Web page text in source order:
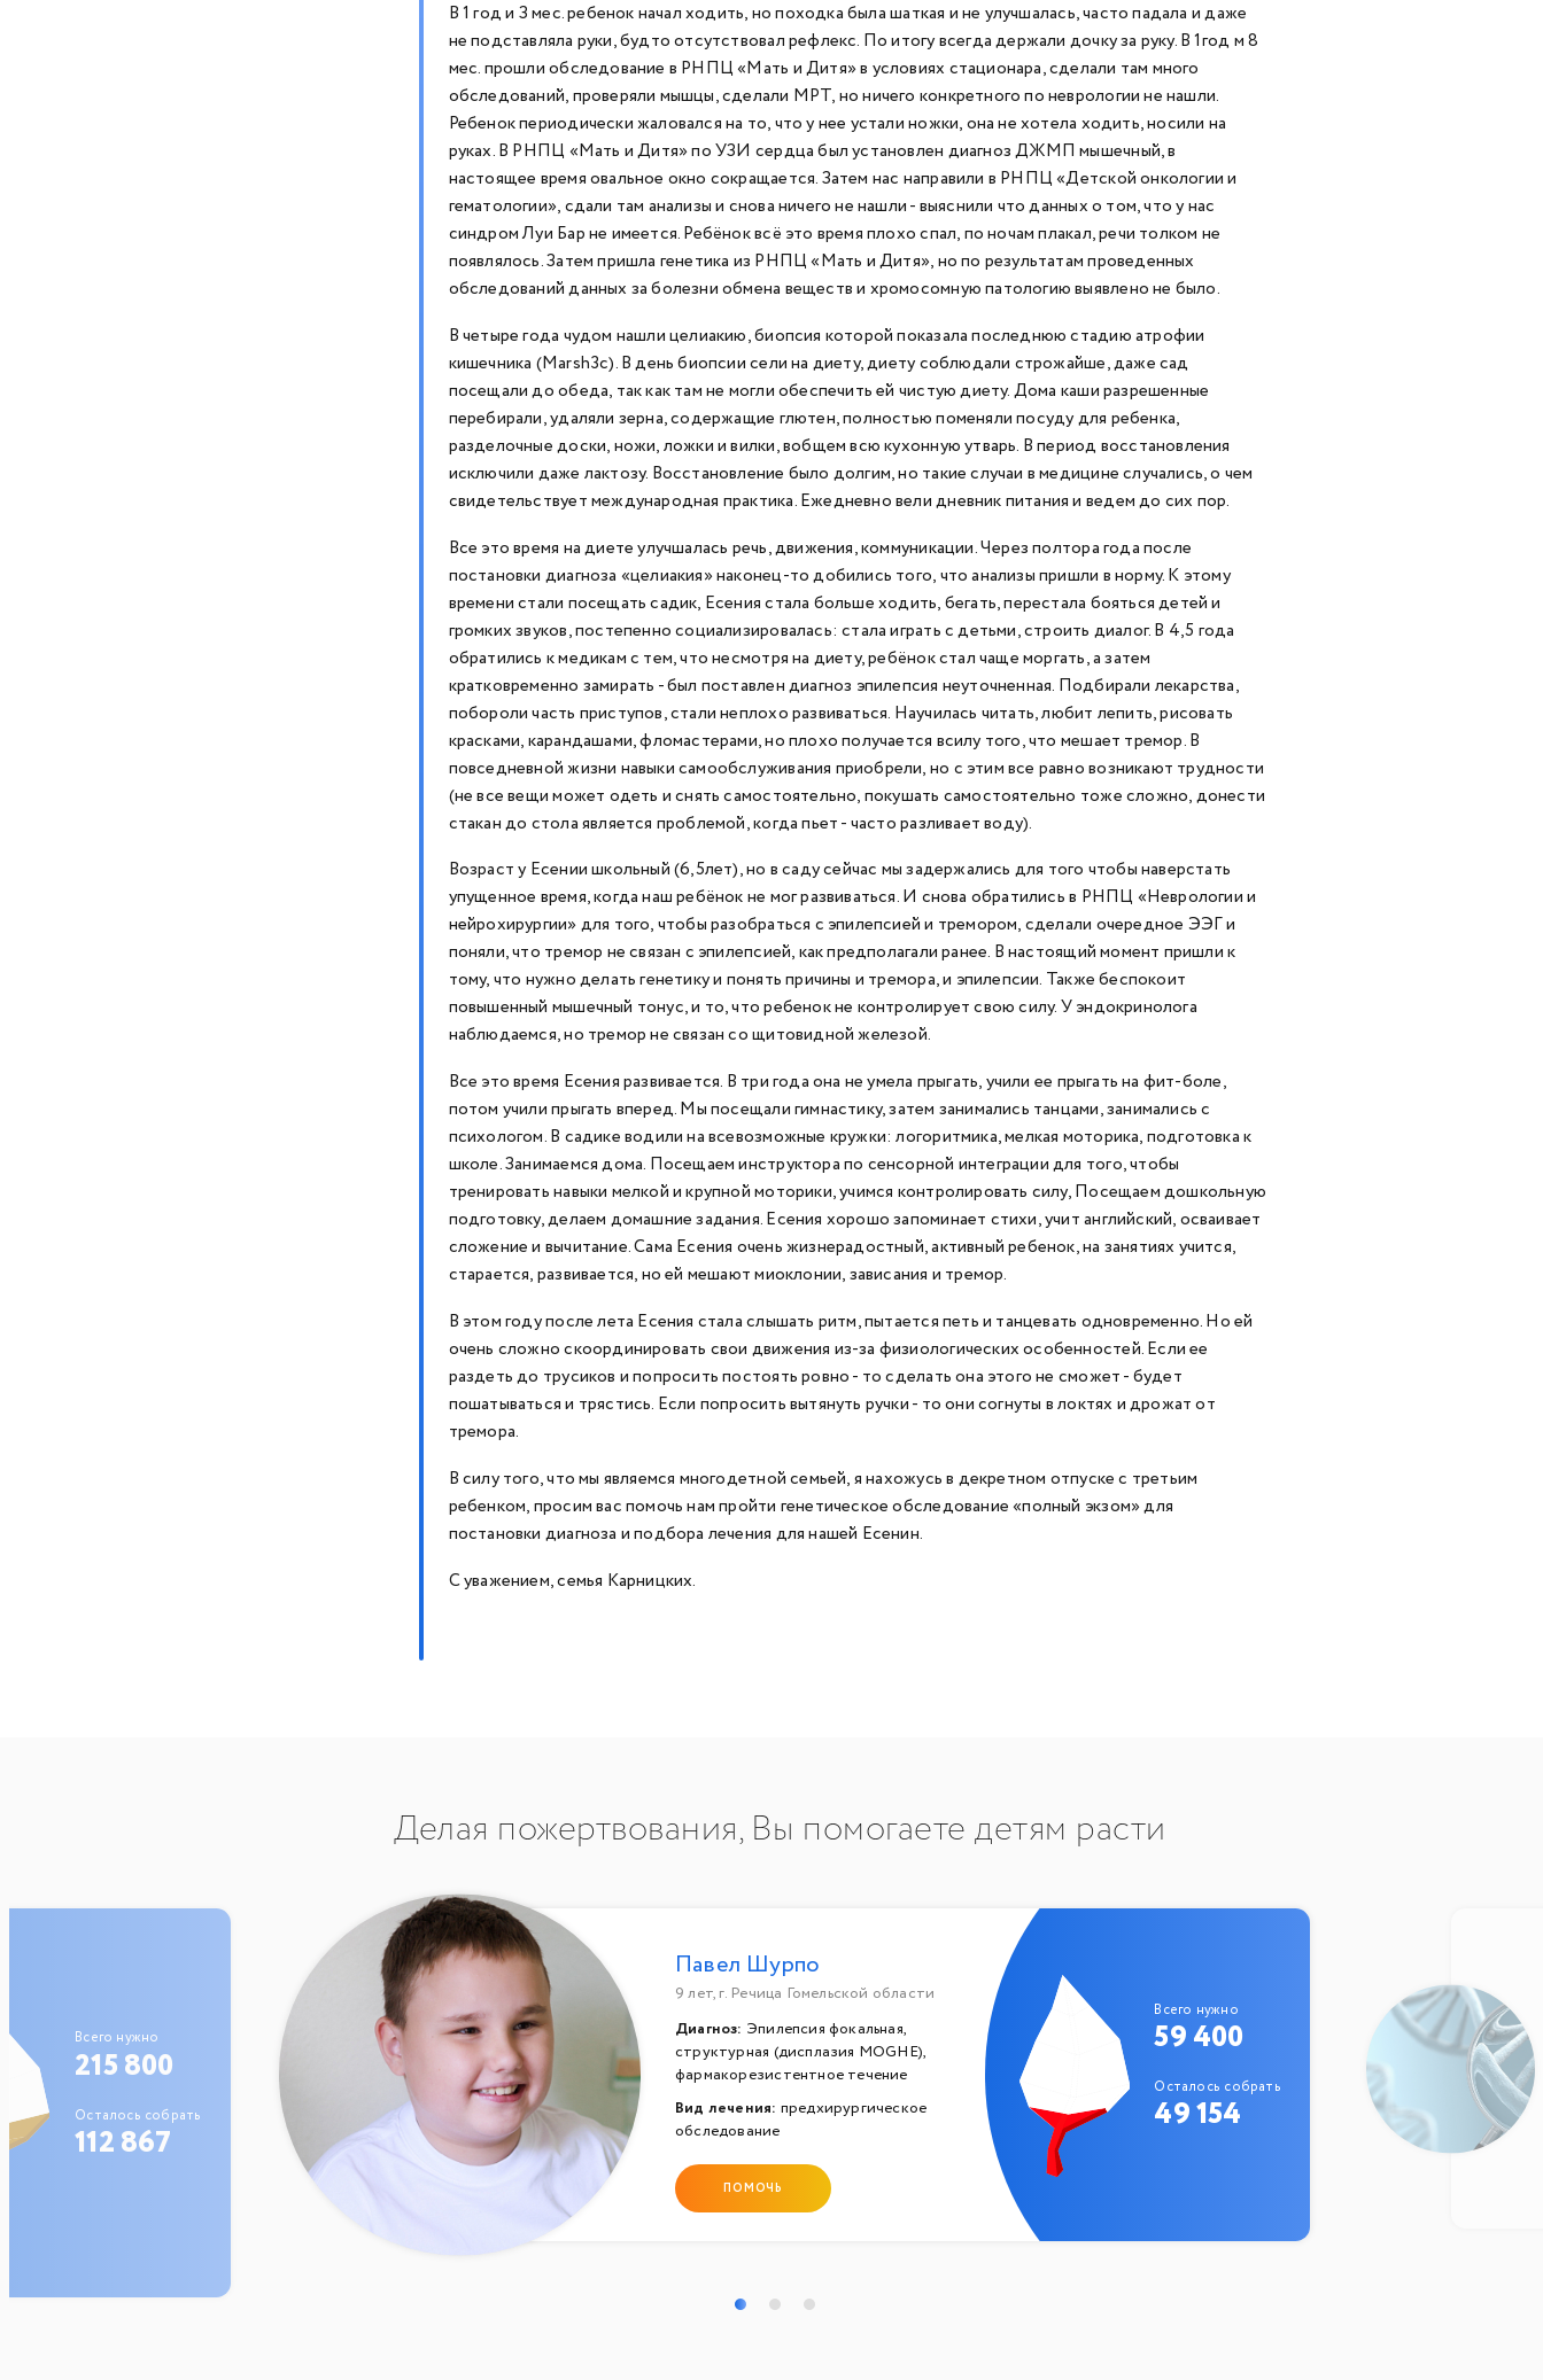
В 1 год и З мес. ребенок начал ходить, но походка была шаткая и не улучшалась, часто падала и даже
не подставляла руки, будто отсутствовал рефлекс. По итогу всегда держали дочку за руку. В 1год м 8
мес. прошли обследование в РНПЦ «Мать и Дитя» в условиях стационара, сделали там много
обследований, проверяли мышцы, сделали МРТ, но ничего конкретного по неврологии не нашли.
Ребенок периодически жаловался на то, что у нее устали ножки, она не хотела ходить, носили на
руках. В РНПЦ «Мать и Дитя» по УЗИ сердца был установлен диагноз ДЖМП мышечный, в
настоящее время овальное окно сокращается. Затем нас направили в РНПЦ «Детской онкологии и
гематологии», сдали там анализы и снова ничего не нашли - выяснили что данных о том, что у нас
синдром Луи Бар не имеется. Ребёнок всё это время плохо спал, по ночам плакал, речи толком не
появлялось. Затем пришла генетика из РНПЦ «Мать и Дитя», но по результатам проведенных
обследований данных за болезни обмена веществ и хромосомную патологию выявлено не было.
В четыре года чудом нашли целиакию, биопсия которой показала последнюю стадию атрофии
кишечника (Marsh3c). В день биопсии сели на диету, диету соблюдали строжайше, даже сад
посещали до обеда, так как там не могли обеспечить ей чистую диету. Дома каши разрешенные
перебирали, удаляли зерна, содержащие глютен, полностью поменяли посуду для ребенка,
разделочные доски, ножи, ложки и вилки, вобщем всю кухонную утварь. В период восстановления
исключили даже лактозу. Восстановление было долгим, но такие случаи в медицине случались, о чем
свидетельствует международная практика. Ежедневно вели дневник питания и ведем до сих пор.
Все это время на диете улучшалась речь, движения, коммуникации. Через полтора года после
постановки диагноза «целиакия» наконец-то добились того, что анализы пришли в норму. К этому
времени стали посещать садик, Есения стала больше ходить, бегать, перестала бояться детей и
громких звуков, постепенно социализировалась: стала играть с детьми, строить диалог. В 4,5 года
обратились к медикам с тем, что несмотря на диету, ребёнок стал чаще моргать, а затем
кратковременно замирать - был поставлен диагноз эпилепсия неуточненная. Подбирали лекарства,
побороли часть приступов, стали неплохо развиваться. Научилась читать, любит лепить, рисовать
красками, карандашами, фломастерами, но плохо получается всилу того, что мешает тремор. В
повседневной жизни навыки самообслуживания приобрели, но с этим все равно возникают трудности
(не все вещи может одеть и снять самостоятельно, покушать самостоятельно тоже сложно, донести
стакан до стола является проблемой, когда пьет - часто разливает воду).
Возраст у Есении школьный (6,5лет), но в саду сейчас мы задержались для того чтобы наверстать
упущенное время, когда наш ребёнок не мог развиваться. И снова обратились в РНПЦ «Неврологии и
нейрохирургии» для того, чтобы разобраться с эпилепсией и тремором, сделали очередное ЭЭГ и
поняли, что тремор не связан с эпилепсией, как предполагали ранее. В настоящий момент пришли к
тому, что нужно делать генетику и понять причины и тремора, и эпилепсии. Также беспокоит
повышенный мышечный тонус, и то, что ребенок не контролирует свою силу. У эндокринолога
наблюдаемся, но тремор не связан со щитовидной железой.
Все это время Есения развивается. В три года она не умела прыгать, учили ее прыгать на фит-боле,
потом учили прыгать вперед. Мы посещали гимнастику, затем занимались танцами, занимались с
психологом. В садике водили на всевозможные кружки: логоритмика, мелкая моторика, подготовка к
школе. Занимаемся дома. Посещаем инструктора по сенсорной интеграции для того, чтобы
тренировать навыки мелкой и крупной моторики, учимся контролировать силу, Посещаем дошкольную
подготовку, делаем домашние задания. Есения хорошо запоминает стихи, учит английский, осваивает
сложение и вычитание. Сама Есения очень жизнерадостный, активный ребенок, на занятиях учится,
старается, развивается, но ей мешают миоклонии, зависания и тремор.
В этом году после лета Есения стала слышать ритм, пытается петь и танцевать одновременно. Но ей
очень сложно скоординировать свои движения из-за физиологических особенностей. Если ее
раздеть до трусиков и попросить постоять ровно - то сделать она этого не сможет - будет
пошатываться и трястись. Если попросить вытянуть ручки - то они согнуты в локтях и дрожат от
тремора.
В силу того, что мы являемся многодетной семьей, я нахожусь в декретном отпуске с третьим
ребенком, просим вас помочь нам пройти генетическое обследование «полный экзом» для
постановки диагноза и подбора лечения для нашей Есенин.
С уважением, семья Карницких.
Делая пожертвования, Вы помогаете детям расти
Всего нужно
215 800
Осталось собрать
112 867
Павел Шурпо
9 лет, г. Речица Гомельской области
Диагноз: Эпилепсия фокальная,
структурная (дисплазия MOGHE),
фармакорезистентное течение
Вид лечения: предхирургическое
обследование
ПОМОЧЬ
Всего нужно
59 400
Осталось собрать
49 154